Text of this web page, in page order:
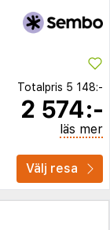
Totalpris 5 148:-
2 574:-
läs mer
Välj resa